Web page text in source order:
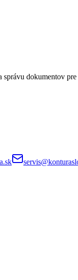
správu dokumentov